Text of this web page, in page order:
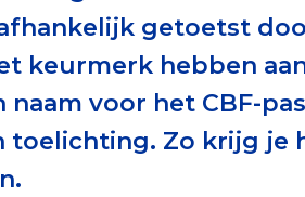
CBF-keurmerk van een
de Geef Gerust Checklist
zo geef je veilig
& Onderzoek
getoetst
keurmerk hebben
naam voor het CBF-
Zo krijg je